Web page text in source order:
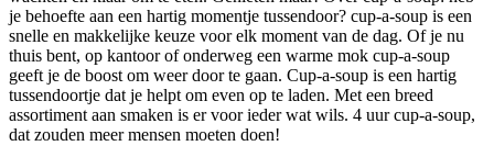
je behoefte aan een hartig momentje tussendoor? cup-a-soup is een
snelle en makkelijke keuze voor elk moment van de dag. Of je nu
thuis bent, op kantoor of onderweg een warme mok cup-a-soup
geeft je de boost om weer door te gaan. Cup-a-soup is een hartig
tussendoortje dat je helpt om even op te laden. Met een breed
assortiment aan smaken is er voor ieder wat wils. 4 uur cup-a-soup,
dat zouden meer mensen moeten doen!